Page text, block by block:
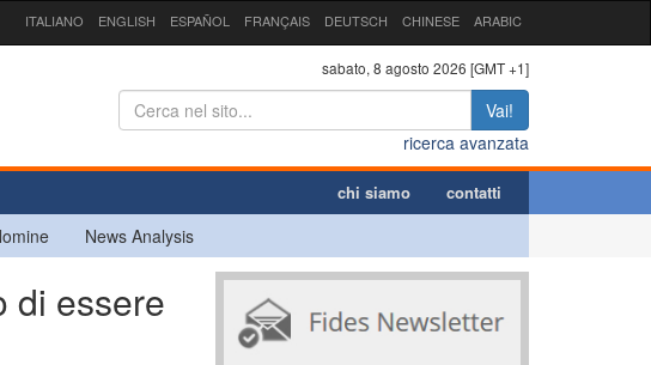
ITALIANO ENGLISH ESPAÑOL FRANÇAIS DEUTSCH CHINESE ARABIC
sabato, 8 agosto 2026 [GMT +1]
Vai!
ricerca avanzata
chi siamo contatti
News Analysis
di essere